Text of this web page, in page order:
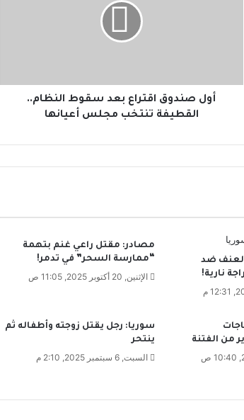
ا
ا
س
و
ط
ا
ل
ظ
ا
م
أول صندوق اقتراع بعد سقوط النظام..
القطيفة تنتخب مجلس أعيانها
ضد
نارية!
مصادر: مقتل راعي غنم بتهمة
“ممارسة السحر” في تدمر!
الإثنين, 20 أكتوبر 2025, 11:05 ص
من الفتنة
سوريا: رجل يقتل زوجته وأطفاله ثم
ينتحر
السبت, 6 سبتمبر 2025, 2:10 م